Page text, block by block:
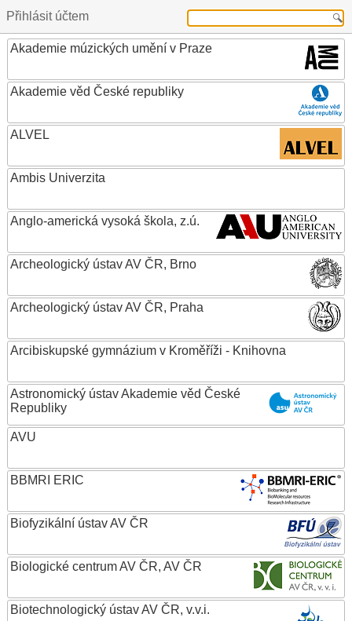
Přihlásit účtem
Akademie múzických umění v Praze
Akademie věd České republiky
ALVEL
Ambis Univerzita
Anglo-americká vysoká škola, z.ú.
Archeologický ústav AV ČR, Brno
Archeologický ústav AV ČR, Praha
Arcibiskupské gymnázium v Kroměříži - Knihovna
Astronomický ústav Akademie věd České
Republiky
AVU
BBMRI ERIC
Biofyzikální ústav AV ČR
Biologické centrum AV ČR, AV ČR
Biotechnologický ústav AV ČR, v.v.i.